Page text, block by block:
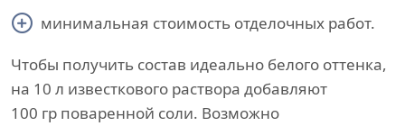
минимальная стоимость отделочных работ.
Чтобы получить состав идеально белого оттенка,
на 10 л известкового раствора добавляют
100 гр поваренной соли. Возможно